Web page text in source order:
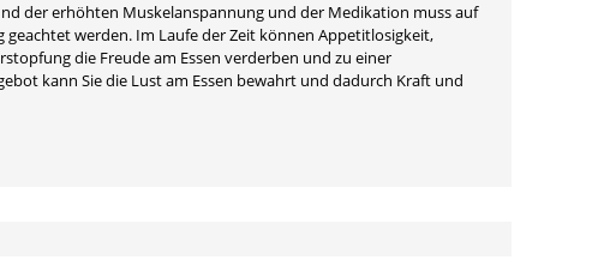
der erhöhten Muskelanspannung und der Medikation muss auf
werden. Im Laufe der Zeit können Appetitlosigkeit,
die Freude am Essen verderben und zu einer
kann Sie die Lust am Essen bewahrt und dadurch Kraft und